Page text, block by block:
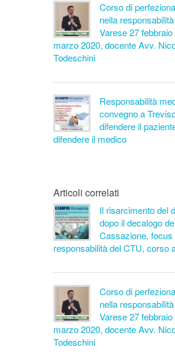
Corso di
nella
Varese 27 febbraio
marzo 2020, docente Avv.
Todeschini
Responsabilità
convegno a
difendere il
difendere il medico
Articoli correlati
Il risarcimento del
dopo il decalogo
Cassazione, focus
responsabilità del CTU, corso
Corso di
nella
Varese 27 febbraio
marzo 2020, docente Avv.
Todeschini